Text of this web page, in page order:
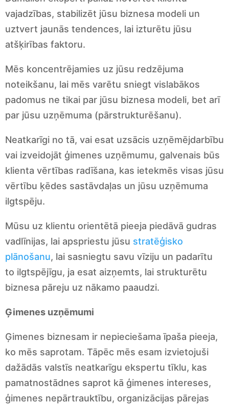
vajadzības, stabilizēt jūsu biznesa modeli un
uztvert jaunās tendences, lai izturētu jūsu
atšķirības faktoru.
Mēs koncentrējamies uz jūsu redzējuma
noteikšanu, lai mēs varētu sniegt vislabākos
padomus ne tikai par jūsu biznesa modeli, bet arī
par jūsu uzņēmuma (pārstrukturēšanu).
Neatkarīgi no tā, vai esat uzsācis uzņēmējdarbību
vai izveidojāt ģimenes uzņēmumu, galvenais būs
klienta vērtības radīšana, kas ietekmēs visas jūsu
vērtību ķēdes sastāvdaļas un jūsu uzņēmuma
ilgtspēju.
Mūsu uz klientu orientētā pieeja piedāvā gudras
vadlīnijas, lai apspriestu jūsu stratēģisko
plānošanu, lai sasniegtu savu vīziju un padarītu
to ilgtspējīgu, ja esat aizņemts, lai strukturētu
biznesa pāreju uz nākamo paaudzi.
Ģimenes uzņēmumi
Ģimenes biznesam ir nepieciešama īpaša pieeja,
ko mēs saprotam. Tāpēc mēs esam izvietojuši
dažādās valstīs neatkarīgu ekspertu tīklu, kas
pamatnostādnes saprot kā ģimenes intereses,
ģimenes nepārtrauktību, organizācijas pārejas